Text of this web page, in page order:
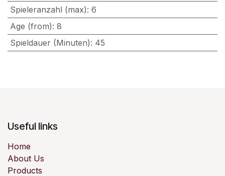
Spieleranzahl (max): 6
Age (from): 8
Spieldauer (Minuten): 45
Useful links
Home
About Us
Products